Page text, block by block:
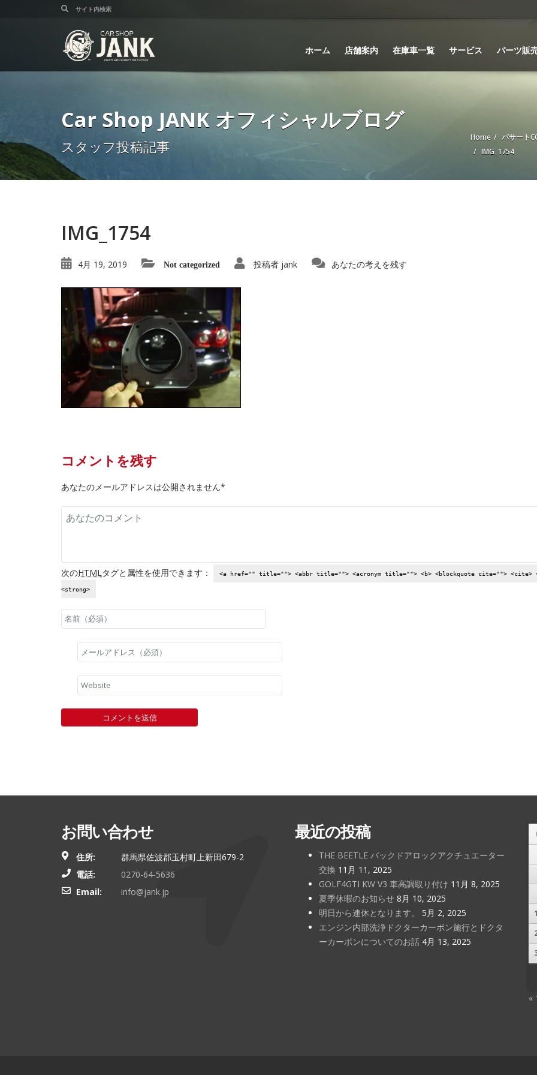
ホーム 店舗案内 在庫車一覧 サービス パーツ販
Car Shop JANK オフィシャルブログ
スタッフ投稿記事
Home パサート
IMG_1754
IMG_1754
4月 19, 2019 Not categorized 投稿者 jank あなたの考えを残す
コメントを残す
あなたのメールアドレスは公開されません*
次のHTML タグと属性を使用できます： <a href="" title=""> <abbr title=""> <acronym title=""> <b> <blockquote cite=""> <cite>
<strong>
お問い合わせ
住所:
群馬県佐波郡玉村町上新田679-2
電話:
0270-64-5636
Email:
info@jank.jp
最近の投稿
THE BEETLE バックドアロックアクチュエーター
交換 11月 11, 2025
GOLF4GTI KW V3 車高調取り付け 11月 8, 2025
夏季休暇のお知らせ 8月 10, 2025
明日から連休となります。
5月 2, 2025
エンジン内部洗浄ドクターカーボン施行とドクタ
ーカーボンについてのお話 4月 13, 2025
«